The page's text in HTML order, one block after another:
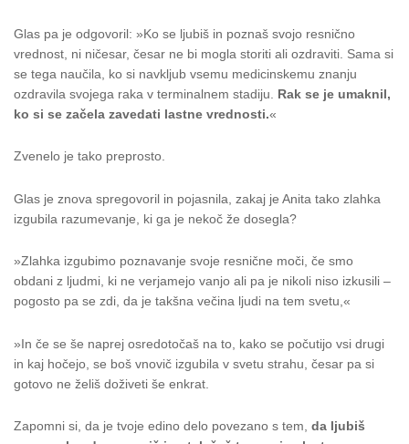
Glas pa je odgovoril: »Ko se ljubiš in poznaš svojo resnično
vrednost, ni ničesar, česar ne bi mogla storiti ali ozdraviti. Sama si
se tega naučila, ko si navkljub vsemu medicinskemu znanju
ozdravila svojega raka v terminalnem stadiju. Rak se je umaknil,
ko si se začela zavedati lastne vrednosti.«
Zvenelo je tako preprosto.
Glas je znova spregovoril in pojasnila, zakaj je Anita tako zlahka
izgubila razumevanje, ki ga je nekoč že dosegla?
»Zlahka izgubimo poznavanje svoje resnične moči, če smo
obdani z ljudmi, ki ne verjamejo vanjo ali pa je nikoli niso izkusili –
pogosto pa se zdi, da je takšna večina ljudi na tem svetu,«
»In če se še naprej osredotočaš na to, kako se počutijo vsi drugi
in kaj hočejo, se boš vnovič izgubila v svetu strahu, česar pa si
gotovo ne želiš doživeti še enkrat.
Zapomni si, da je tvoje edino delo povezano s tem, da ljubiš